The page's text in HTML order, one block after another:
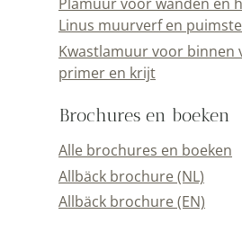
Linus muurverf en
Kwastlamuur voor binnen
primer en krijt
Brochures en boeken
Alle brochures en boeken
Allbäck brochure (NL)
Allbäck brochure (EN)